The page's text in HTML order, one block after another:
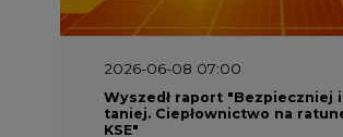
2026-05-23 16:00
Wyszedł raport „Przez gaz do
Dekarbonizacja ciepłownictwa